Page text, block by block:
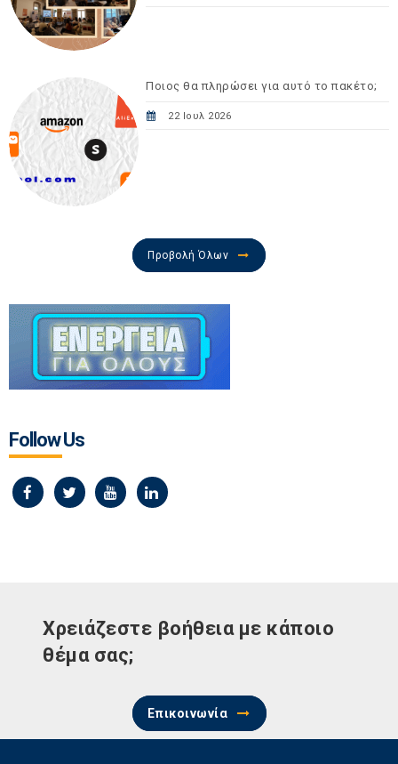
Ποιος θα πληρώσει για αυτό το πακέτο;
22 Ιουλ 2026
Προβολή Όλων
Follow Us
Χρειάζεστε βοήθεια με κάποιο
θέμα σας;
Επικοινωνία